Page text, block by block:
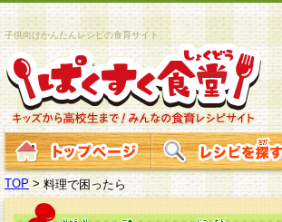
子供向けかんたんレシピの食育サイト
TOP >料理で困ったら